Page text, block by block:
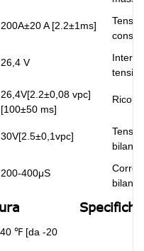
200A±20 A [2.2±1ms]
26,4 V
26,4V[2.2±0,08 vpc]
[100±50 ms]
30V[2.5±0,1vpc]
200-400μS
℉ [da -20